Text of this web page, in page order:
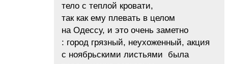
тело с теплой кровати,
так как ему плевать в целом
на Одессу, и это очень заметно
: город грязный, неухоженный, акция
с ноябрьскими листьями была